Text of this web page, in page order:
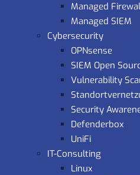
Managed
Managed SIEM
Cybersecurity
OPNsense
SIEM Open
Vulnerability
Security
Defenderbox
UniFi
IT-Consulting
Linux